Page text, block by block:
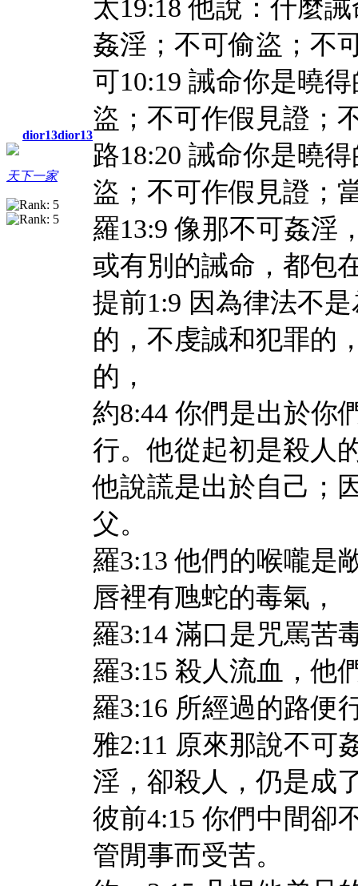
dior13dior13
天下一家
太19:18 他說：什麼
姦淫；不可偷盜；不
可10:19 誡命你是曉
盜；不可作假見證；
路18:20 誡命你是曉
盜；不可作假見證；
羅13:9 像那不可姦淫
或有別的誡命，都包
提前1:9 因為律法不
的，不虔誠和犯罪的
的，
約8:44 你們是出於你
行。他從起初是殺人
他說謊是出於自己；
父。
羅3:13 他們的喉嚨是
唇裡有虺蛇的毒氣，
羅3:14 滿口是咒罵苦
羅3:15 殺人流血，他
羅3:16 所經過的路便
雅2:11 原來那說不可
淫，卻殺人，仍是成
彼前4:15 你們中間卻
管閒事而受苦。